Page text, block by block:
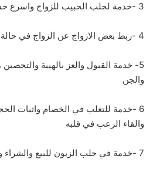
3 -خدمة لجلب الحبيب للزواج واسرع خدمة عندها 48ساعة
4 -ربط بعض الازواج عن الزواج في حالة تضرر الزوجة الاولى
5- خدمة القبول والعز ىالهيبة
والجن
6 -خدمة للتغلب في الخصام واثبات
والقاء الرعب في قلبه
7 -خدمة في جلب الزبون للبيع والشراء و جلب الرزق